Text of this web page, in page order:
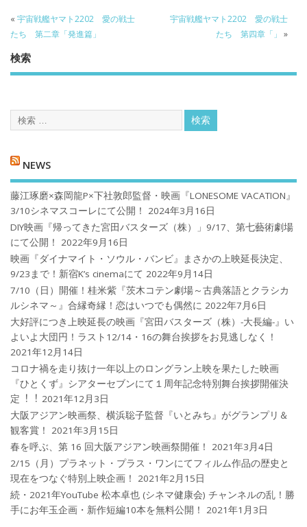
« 宇宙戦艦ヤマト2202 愛の戦士
たち 第二章「発進篇」
宇宙戦艦ヤマト2202 愛の戦士
たち 第四章「」 »
検索
NEWS
藤江琢磨×森岡龍P×下社敦郎監督・映画『LONESOME VACATION』
3/10シネマスコーレにて公開！
2024年3月16日
DIY映画『帰ってきた宮田バスターズ（株）」9/17、第七藝術劇場
にて公開！
2022年9月16日
映画『ダイナマイト・ソウル・バンビ』まさかの上映延長決定、
9/23まで！新宿K’s cinemaにて 2022年9月14日
7/10（日）開催！桂米紫『茨木コテン劇場～古典落語とクラシカ
ルシネマ～』合縁奇縁！恋はいつでも偶然に 2022年7月6日
大好評につき上映延長の映画『宮田バスターズ（株）-大長編-』い
よいよ大団円！ラスト12/14・16の舞台挨拶をお見逃しなく！
2021年12月14日
コロナ禍を⾛り抜け⼀年以上のロングラン上映を果たした映画
『ひとくず』シアターセブンにて１周年記念特別舞台挨拶開催決
定︕︕ 2021年12月3日
大阪アジアン映画祭、横浜聡子監督『いとみち』がグランプリ＆
観客賞！
2021年3月15日
春を呼ぶ、第 16 回大阪アジアン映画祭開催！
2021年3月4日
2/15（月）プラネット・プラス・ワンにてフィルム作品の歴史と
現在をつなぐ特別上映企画！
2021年2月15日
続・2021年YouTube 松本卓也 (シネマ健康会) チャンネルの乱！勝
手にお年玉企画・新作短編10本を無料公開！
2021年1月3日